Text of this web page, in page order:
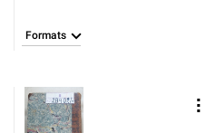
Formats